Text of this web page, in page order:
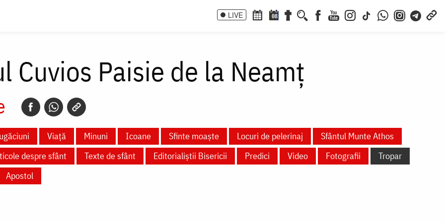
LIVE 08
Cuvios Paisie de la Neamț
Viață Minuni Icoane Sfinte moaște Locuri de pelerinaj
Sfântul Munte Athos
despre sfânt Texte de sfânt Editorialiștii Bisericii Predici Video Fotografii
Tropar
Apostol